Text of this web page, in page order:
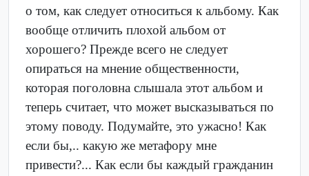
о том, как следует относиться к альбому. Как
вообще отличить плохой альбом от
хорошего? Прежде всего не следует
опираться на мнение общественности,
которая поголовна слышала этот альбом и
теперь считает, что может высказываться по
этому поводу. Подумайте, это ужасно! Как
если бы,.. какую же метафору мне
привести?... Как если бы каждый гражданин